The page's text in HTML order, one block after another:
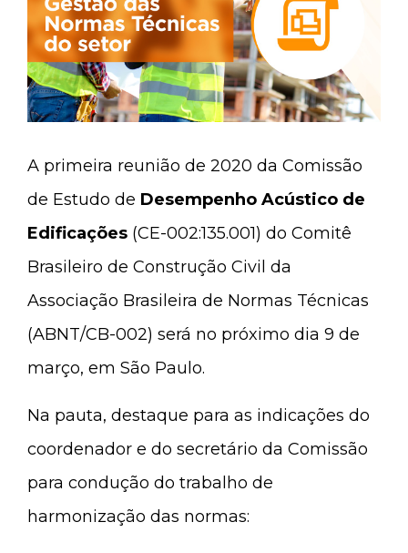
A primeira reunião de 2020 da Comissão
de Estudo de Desempenho Acústico de
Edificações (CE-002:135.001) do Comitê
Brasileiro de Construção Civil da
Associação Brasileira de Normas Técnicas
(ABNT/CB-002) será no próximo dia 9 de
março, em São Paulo.
Na pauta, destaque para as indicações do
coordenador e do secretário da Comissão
para condução do trabalho de
harmonização das normas: